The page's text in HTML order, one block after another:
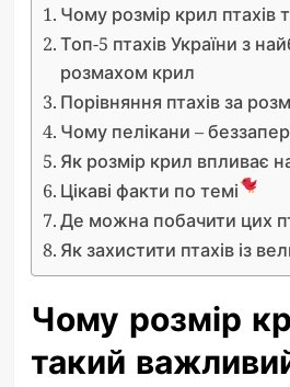
Чому розмір крил птахів
Топ-5 птахів України з
розмахом крил
Порівняння птахів за
Чому пелікани –
Як розмір крил впливає
Цікаві факти по темі
Де можна побачити цих
Як захистити птахів із
Чому розмір
такий